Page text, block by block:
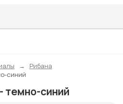
Рибана
синий
темно-синий